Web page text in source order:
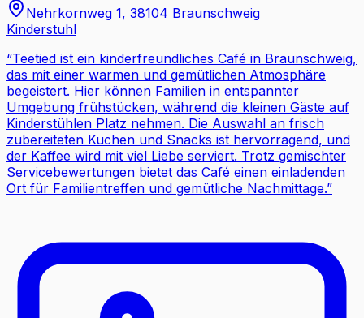
Nehrkornweg 1, 38104 Braunschweig
Kinderstuhl
“Teetied ist ein kinderfreundliches Café in Braunschweig,
das mit einer warmen und gemütlichen Atmosphäre
begeistert. Hier können Familien in entspannter
Umgebung frühstücken, während die kleinen Gäste auf
Kinderstühlen Platz nehmen. Die Auswahl an frisch
zubereiteten Kuchen und Snacks ist hervorragend, und
der Kaffee wird mit viel Liebe serviert. Trotz gemischter
Servicebewertungen bietet das Café einen einladenden
Ort für Familientreffen und gemütliche Nachmittage.”